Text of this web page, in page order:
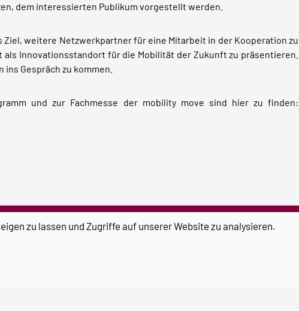
dem interessierten Publikum vorgestellt werden.
Ziel, weitere Netzwerkpartner für eine Mitarbeit in der Kooperation zu
Innovationsstandort für die Mobilität der Zukunft zu präsentieren.
Gespräch zu kommen.
und zur Fachmesse der mobility move sind hier zu finden:
zu lassen und Zugriffe auf unserer Website zu analysieren.